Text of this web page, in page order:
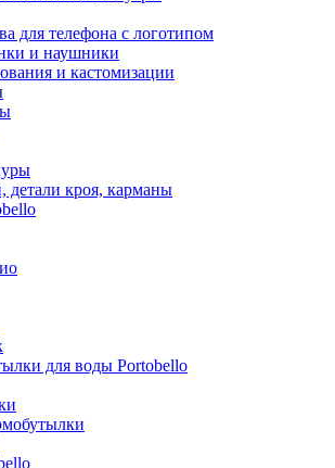
для телефона с логотипом
и наушники
и кастомизации
детали кроя, карманы
для воды Portobello